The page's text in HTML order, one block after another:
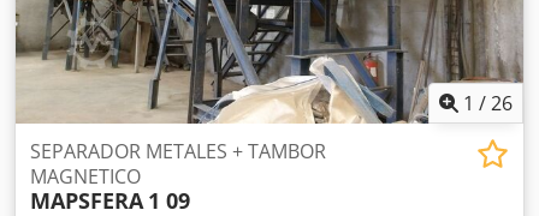
mediante identificación VIS/NIR, permitiendo la separación
por tipo de polímero y por color.
1 /26
SEPARADOR METALES + TAMBOR
MAGNETICO
MAPSFERA 1 09